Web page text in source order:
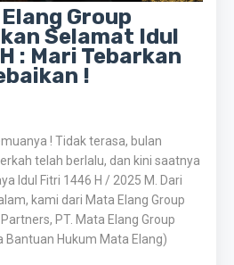
Group
Selamat Idul
: Mari Tebarkan
!
! Tidak terasa, bulan
telah berlalu, dan kini saatnya
Idul Fitri 1446 H / 2025 M. Dari
kami dari Mata Elang Group
PT. Mata Elang Group
Bantuan Hukum Mata Elang)